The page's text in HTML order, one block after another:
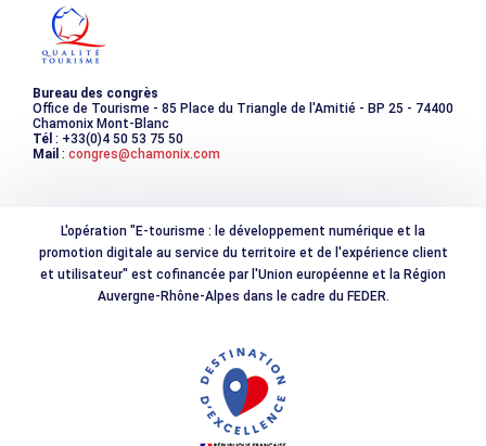
Photothèque
Bureau des congrès
Office de Tourisme - 85 Place du Triangle de l'Amitié - BP 25 - 74400
Chamonix Mont-Blanc
Tél : +33(0)4 50 53 75 50
Mail : congres@chamonix.com
L'opération "E-tourisme : le développement numérique et la
promotion digitale au service du territoire et de l'expérience client
et utilisateur" est cofinancée par l'Union européenne et la Région
Auvergne-Rhône-Alpes dans le cadre du FEDER.